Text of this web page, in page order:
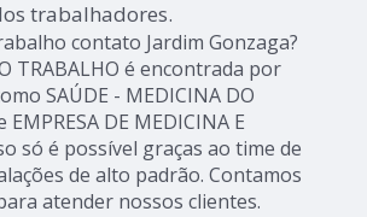
trabalhadores.
contato Jardim Gonzaga?
TRABALHO é encontrada por
SAÚDE - MEDICINA DO
DE MEDICINA E
só é possível graças ao time de
de alto padrão. Contamos
atender nossos clientes.